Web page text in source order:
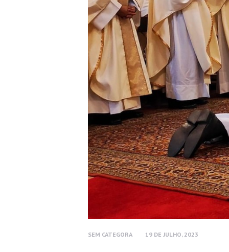
SEM CATEGORA 19 DE JULHO, 2023